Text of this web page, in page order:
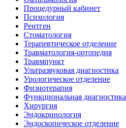
Процедурный кабинет
Психология
Рентген
Стоматология
Терапевтическое отделение
Травматология-ортопедия
Травмпункт
Ультразвуковая диагностика
Урологическое отделение
Физиотерапия
Функциональная диагностика
Хирургия
Эндокринология
Эндоскопическое отделение